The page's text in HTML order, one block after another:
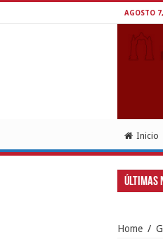
AGOSTO
Inicio
Últimas
Home /